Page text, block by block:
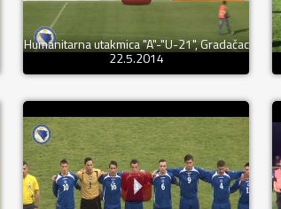
Humanitarna utakmica "A"-"U-21", Gradačac
22.5.2014